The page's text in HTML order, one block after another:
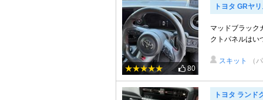
80
トヨタ GRヤ
マッドブラック
クトパネルは
スキット （
トヨタ ランド